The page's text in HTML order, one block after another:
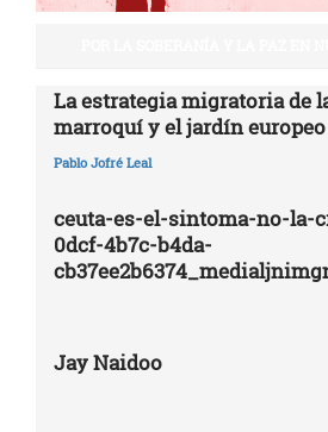
La estrategia migratoria de
marroquí y el jardín europeo
Pablo Jofré Leal
ceuta-es-el-sintoma-no-la-
0dcf-4b7c-b4da-
Jay Naidoo